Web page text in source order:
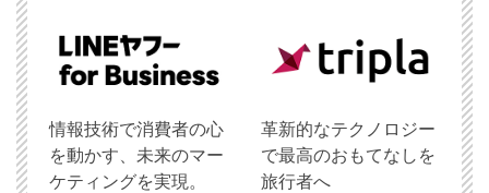
情報技術で消費者の心
を動かす、未来のマー
ケティングを実現。
革新的なテクノロジー
で最高のおもてなしを
旅行者へ